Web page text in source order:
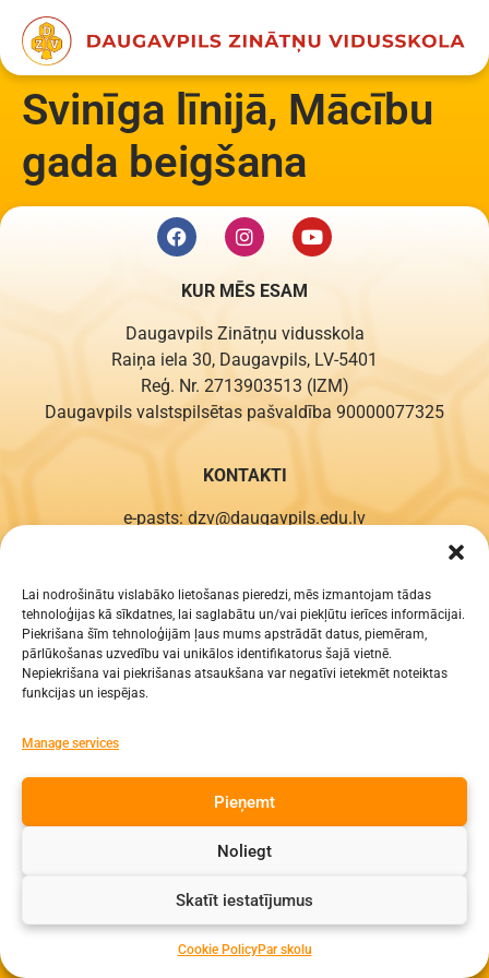
Lai nodrošinātu vislabāko lietošanas pieredzi, mēs izmantojam tādas
tehnoloģijas kā sīkdatnes, lai saglabātu un/vai piekļūtu ierīces informācijai.
Piekrišana šīm tehnoloģijām ļaus mums apstrādāt datus, piemēram,
pārlūkošanas uzvedību vai unikālos identifikatorus šajā vietnē.
Nepiekrišana vai piekrišanas atsaukšana var negatīvi ietekmēt noteiktas
funkcijas un iespējas.
Manage services
Pieņemt
Noliegt
Skatīt iestatījumus
Cookie PolicyPar skolu
content
Svinīga līnijā, Mācību
gada beigšana
KUR MĒS ESAM
Daugavpils Zinātņu vidusskola
Raiņa iela 30, Daugavpils, LV-5401
Reģ. Nr. 2713903513 (IZM)
Daugavpils valstspilsētas pašvaldība 90000077325
KONTAKTI
e-pasts: dzv@daugavpils.edu.lv
Visas tiesības aizsargātas